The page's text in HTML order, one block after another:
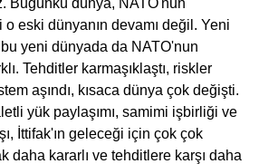
eski dünyanın devamı değil. Yeni
yeni dünyada da NATO'nun
Tehditler karmaşıklaştı, riskler
aşındı, kısaca dünya çok değişti.
yük paylaşımı, samimi işbirliği ve
İttifak'ın geleceği için çok çok
daha kararlı ve tehditlere karşı daha